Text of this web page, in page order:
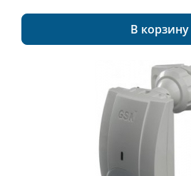
В корзину